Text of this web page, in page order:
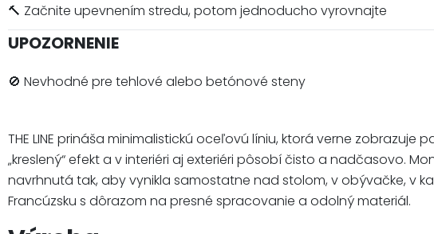
🔨 Začnite upevnením stredu, potom jednoducho vyrovnajte
UPOZORNENIE
🚫 Nevhodné pre tehlové alebo betónové steny
THE LINE prináša minimalistickú oceľovú líniu, ktorá verne
„kreslený“ efekt a v interiéri aj exteriéri pôsobí čisto a nadčasovo.
navrhnutá tak, aby vynikla samostatne nad stolom, v obývačke, v
Francúzsku s dôrazom na presné spracovanie a odolný materiál.